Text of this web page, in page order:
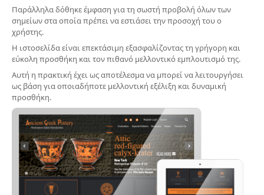
Παράλληλα δόθηκε έμφαση για τη σωστή προβολή όλων των
σημείων στα οποία πρέπει να εστιάσει την προσοχή του ο
χρήστης.
Η ιστοσελίδα είναι επεκτάσιμη εξασφαλίζοντας τη γρήγορη και
εύκολη προσθήκη και τον πιθανό μελλοντικό εμπλουτισμό της.
Αυτή η πρακτική έχει ως αποτέλεσμα να μπορεί να λειτουργήσει
ως βάση για οποιαδήποτε μελλοντική εξέλιξη και δυναμική
προσθήκη.